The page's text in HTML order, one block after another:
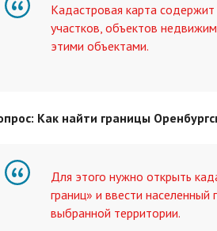
Кадастровая карта
участков, объектов
этими объектами.
Как найти границы
Для этого нужно открыть
границ» и ввести населенный
выбранной территории.